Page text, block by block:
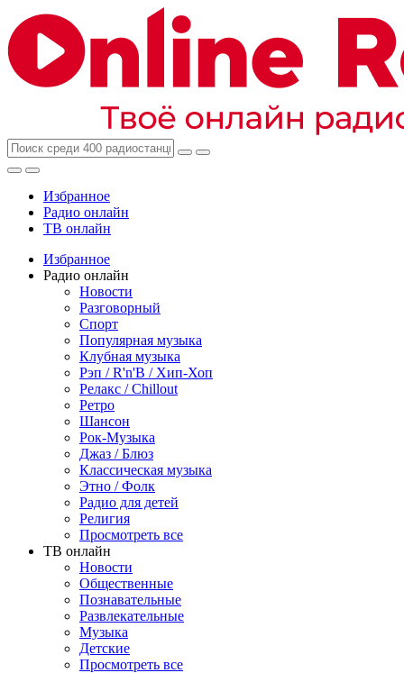
Избранное
Радио онлайн
ТВ онлайн
Избранное
Радио онлайн
Новости
Разговорный
Спорт
Популярная музыка
Клубная музыка
Рэп / R'n'B / Хип-Хоп
Релакс / Chillout
Ретро
Шансон
Рок-Музыка
Джаз / Блюз
Классическая музыка
Этно / Фолк
Радио для детей
Религия
Просмотреть все
ТВ онлайн
Новости
Общественные
Познавательные
Развлекательные
Музыка
Детские
Просмотреть все